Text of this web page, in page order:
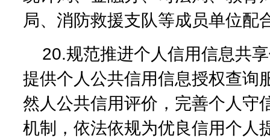
局、消防救援支队等成员单位配
20.规范推进个人信用信息共
提供个人公共信用信息授权查询
然人公共信用评价，完善个人守
机制，依法依规为优良信用个人